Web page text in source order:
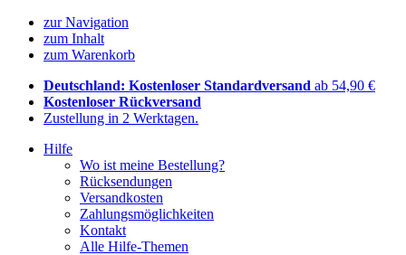
zur Navigation
zum Inhalt
zum Warenkorb
Deutschland: Kostenloser Standardversand ab 54,90 €
Kostenloser Rückversand
Zustellung in 2 Werktagen.
Hilfe
Wo ist meine Bestellung?
Rücksendungen
Versandkosten
Zahlungsmöglichkeiten
Kontakt
Alle Hilfe-Themen